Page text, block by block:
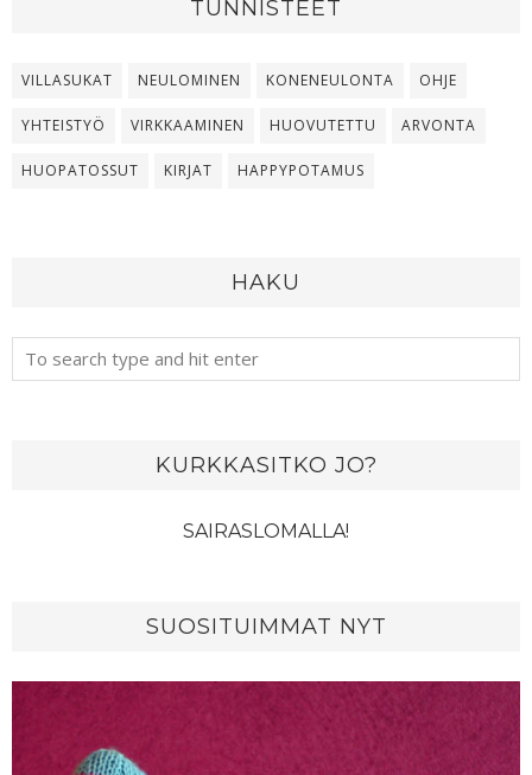
TUNNISTEET
VILLASUKAT NEULOMINEN KONENEULONTA OHJE
YHTEISTYÖ VIRKKAAMINEN HUOVUTETTU ARVONTA
HUOPATOSSUT KIRJAT HAPPYPOTAMUS
HAKU
KURKKASITKO JO?
SAIRASLOMALLA!
SUOSITUIMMAT NYT